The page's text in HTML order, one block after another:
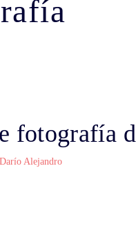
fotografía
Darío Alejandro